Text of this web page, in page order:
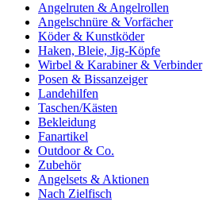
Angelruten & Angelrollen
Angelschnüre & Vorfächer
Köder & Kunstköder
Haken, Bleie, Jig-Köpfe
Wirbel & Karabiner & Verbinder
Posen & Bissanzeiger
Landehilfen
Taschen/Kästen
Bekleidung
Fanartikel
Outdoor & Co.
Zubehör
Angelsets & Aktionen
Nach Zielfisch